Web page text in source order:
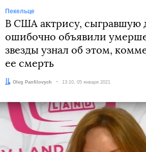
Пекельце
В США актрису, сыгравшую
ошибочно объявили
звезды узнал об этом,
ее смерть
Автор:
Oleg Panfilovych Дата:
13:10, 05 января 2021